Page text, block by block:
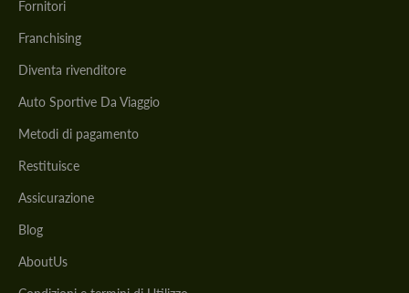
Fornitori
Franchising
Diventa rivenditore
Auto Sportive Da Viaggio
Metodi di pagamento
Restituisce
Assicurazione
Blog
AboutUs